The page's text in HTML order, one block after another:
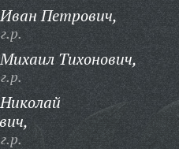
Петрович,
Тихонович,